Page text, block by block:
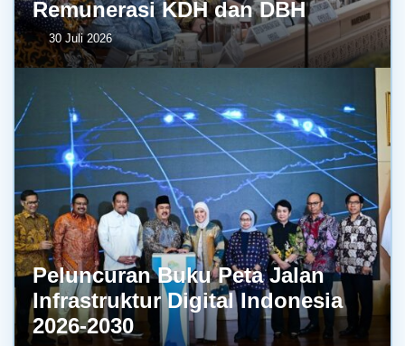
Remunerasi KDH dan DBH
30 Juli 2026
Peluncuran Buku Peta Jalan
Infrastruktur Digital Indonesia
2026-2030